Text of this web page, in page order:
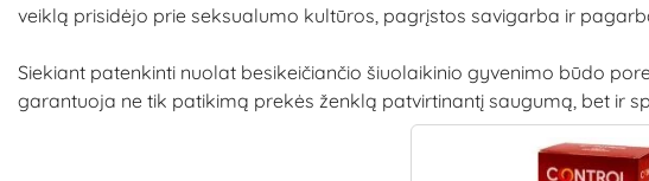
veiklą prisidėjo prie seksualumo kultūros, pagrįstos savigarba ir
Siekiant patenkinti nuolat besikeičiančio šiuolaikinio gyvenimo būdo
garantuoja ne tik patikimą prekės ženklą patvirtinantį saugumą, bet ir